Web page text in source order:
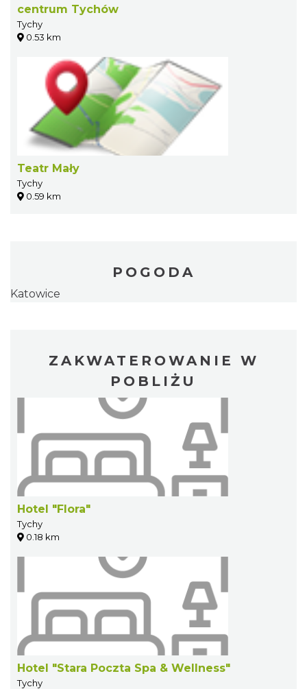
centrum Tychów
Tychy
0.53 km
Teatr Mały
Tychy
0.59 km
POGODA
Katowice
ZAKWATEROWANIE W
POBLIŻU
Hotel "Flora"
Tychy
0.18 km
Hotel "Stara Poczta Spa & Wellness"
Tychy